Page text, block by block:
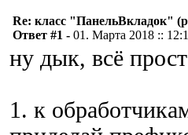
Re: класс "ПанельВкладок"
Ответ #1 - 01. Марта 2018 ::
ну дык, всё
1. к